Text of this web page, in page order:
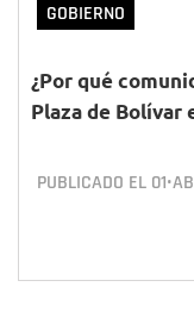
GOBIERNO
¿Por qué
Plaza de Bolívar
PUBLICADO EL